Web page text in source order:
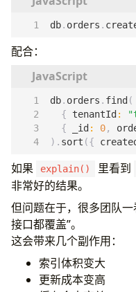
db. orders .
配合：
db. orders . find(
{
tenantId:
{
_id: 0,
). sort ({
如果 explain() 里看到
非常好的结果。
但问题在于，很多团队
接口都覆盖”。
这会带来几个副作用：
索引体积变大
更新成本变高